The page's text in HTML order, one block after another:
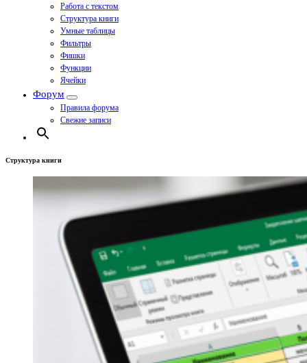
Работа с текстом
Структура книги
Умные таблицы
Фильтры
Фишки
Функции
Ячейки
Форум
Правила форума
Свежие записи
Структура книги